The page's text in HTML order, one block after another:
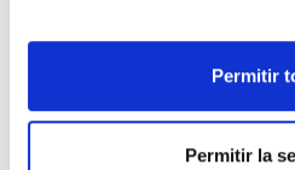
Permitir
Permitir la
Amar. Tarjeta felicitación GC-
Gifts and Light
0,06€ (5%)